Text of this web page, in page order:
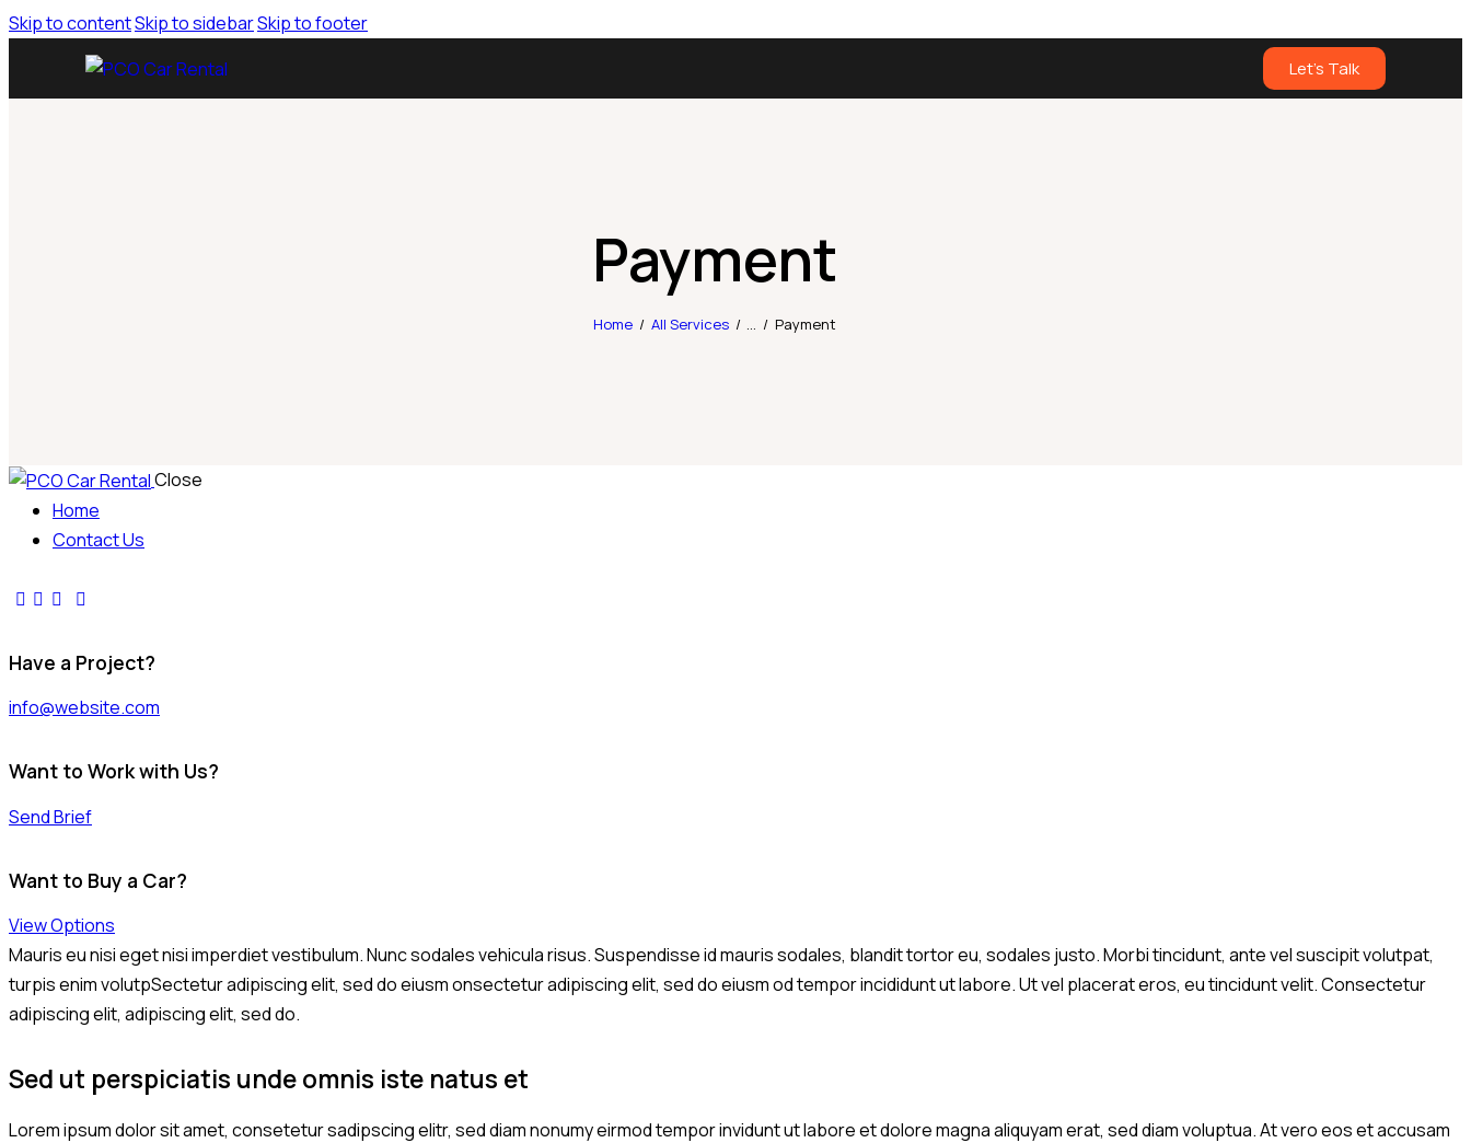
Skip to contentSkip to sidebarSkip to footer
Let's Talk
Payment
Home All Services ... Payment
Close
Home
Contact Us
Have a Project?
info@website.com
Want to Work with Us?
Send Brief
Want to Buy a Car?
View Options
Mauris eu nisi eget nisi imperdiet vestibulum. Nunc sodales vehicula risus. Suspendisse id mauris sodales, blandit tortor eu, sodales justo. Morbi tincidunt, ante vel suscipit volutpat,
turpis enim volutpSectetur adipiscing elit, sed do eiusm onsectetur adipiscing elit, sed do eiusm od tempor incididunt ut labore. Ut vel placerat eros, eu tincidunt velit. Consectetur
adipiscing elit, adipiscing elit, sed do.
Sed ut perspiciatis unde omnis iste natus et
Lorem ipsum dolor sit amet, consetetur sadipscing elitr, sed diam nonumy eirmod tempor invidunt ut labore et dolore magna aliquyam erat, sed diam voluptua. At vero eos et accusam